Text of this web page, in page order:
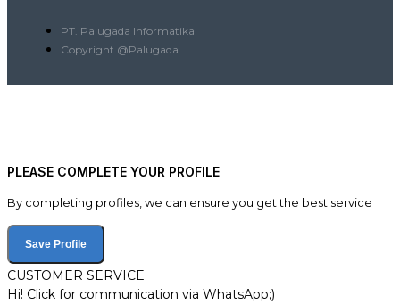
PT. Palugada Informatika
Copyright @Palugada
PLEASE COMPLETE YOUR PROFILE
By completing profiles, we can ensure you get the best service
Save Profile
CUSTOMER SERVICE
Hi! Click for communication via WhatsApp;)